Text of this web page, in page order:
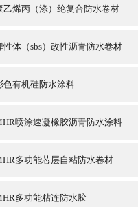
乙烯丙（涤）纶复合防水卷材
性体（sbs）改性沥青防水卷材
色有机硅防水涂料
喷涂速凝橡胶沥青防水涂料
多功能芯层自粘防水卷材
多功能粘连防水胶